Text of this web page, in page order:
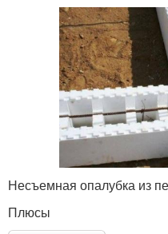
Несъемная опалубка из
Плюсы